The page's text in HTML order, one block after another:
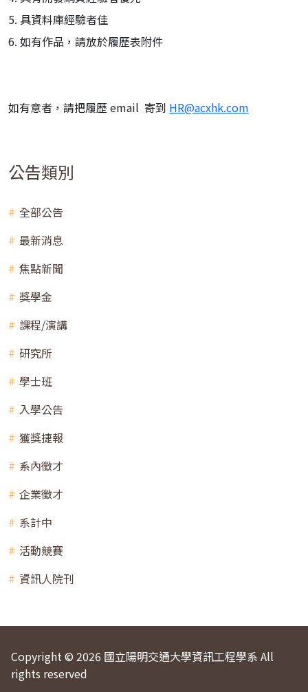
5. 具資料庫經驗者佳
6. 如有作品，請放於履歷表附件
如有意者，請把履歷 email 寄到 HR@acxhk.com
公告類別
全部公告
最新消息
焦點新聞
獎學金
課程/演講
研究所
學士班
入學公告
獲獎捷報
系內徵才
企業徵才
系計中
活動競賽
資訊人院刊
Copyright © 2026 國立陽明交通大學資訊工程學系 All
rights reserved